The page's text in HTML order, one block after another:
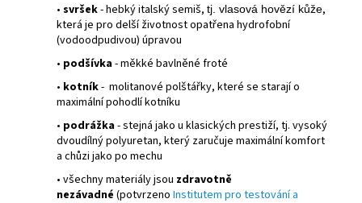
• svršek- hebký italský semiš, tj. vlasová hovězí kůže,
která je pro delší životnost opatřena hydrofobní
(vodoodpudivou) úpravou
• podšívka- měkké bavlněné froté
• kotník- molitanové polštářky, které se starají o
maximální pohodlí kotníku
• podrážka- stejná jako u klasických prestiží, tj. vysoký
dvoudílný polyuretan, který zaručuje maximální komfort
a chůzi jako po mechu
• všechny materiály jsou zdravotně
nezávadné (potvrzeno Institutem pro testování a